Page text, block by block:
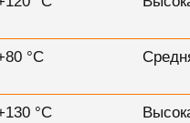
°C
°C